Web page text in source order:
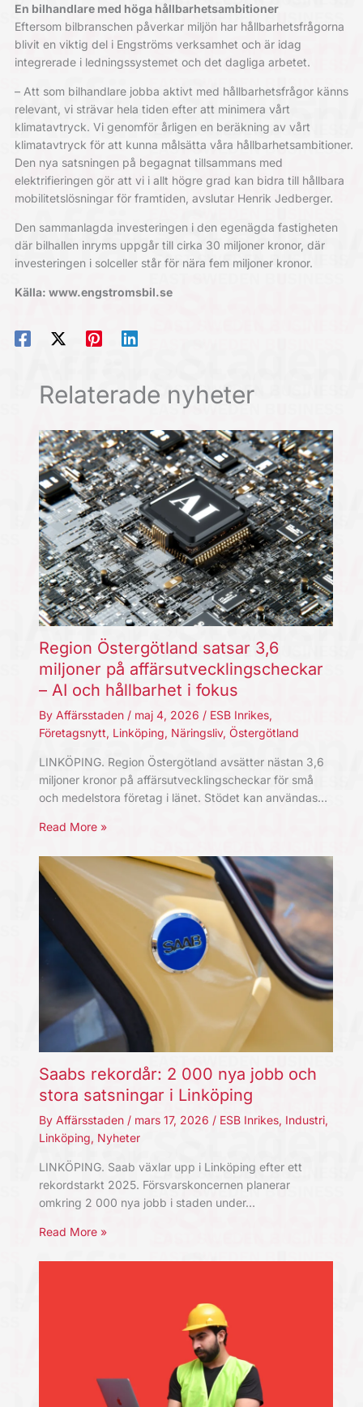
En bilhandlare med höga hållbarhetsambitioner
Eftersom bilbranschen påverkar miljön har hållbarhetsfrågorna
blivit en viktig del i Engströms verksamhet och är idag
integrerade i ledningssystemet och det dagliga arbetet.
– Att som bilhandlare jobba aktivt med hållbarhetsfrågor känns
relevant, vi strävar hela tiden efter att minimera vårt
klimatavtryck. Vi genomför årligen en beräkning av vårt
klimatavtryck för att kunna målsätta våra hållbarhetsambitioner.
Den nya satsningen på begagnat tillsammans med
elektrifieringen gör att vi i allt högre grad kan bidra till hållbara
mobilitetslösningar för framtiden, avslutar Henrik Jedberger.
Den sammanlagda investeringen i den egenägda fastigheten
där bilhallen inryms uppgår till cirka 30 miljoner kronor, där
investeringen i solceller står för nära fem miljoner kronor.
Källa: www.engstromsbil.se
Relaterade nyheter
Region Östergötland satsar 3,6
miljoner på affärsutvecklingscheckar
– AI och hållbarhet i fokus
By Affärsstaden / maj 4, 2026 / ESB Inrikes,
Företagsnytt, Linköping, Näringsliv, Östergötland
LINKÖPING. Region Östergötland avsätter nästan 3,6
miljoner kronor på affärsutvecklingscheckar för små
och medelstora företag i länet. Stödet kan användas…
Read More »
Saabs rekordår: 2 000 nya jobb och
stora satsningar i Linköping
By Affärsstaden / mars 17, 2026 / ESB Inrikes, Industri,
Linköping, Nyheter
LINKÖPING. Saab växlar upp i Linköping efter ett
rekordstarkt 2025. Försvarskoncernen planerar
omkring 2 000 nya jobb i staden under…
Read More »